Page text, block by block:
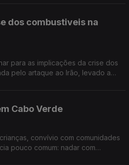
dos combustiveis na
para as implicações da crise dos
pelo artaque ao Irão, levado a
Cabo Verde
convívio com comunidades
pouco comum: nadar com